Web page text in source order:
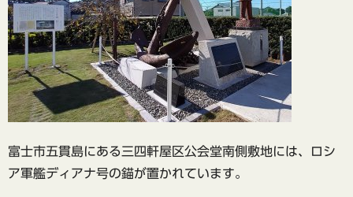
富士市五貫島にある三四軒屋区公会堂南側敷地には、ロシ
ア軍艦ディアナ号の錨が置かれています。